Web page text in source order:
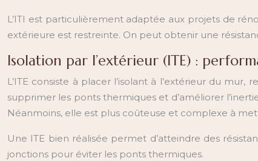
L’ITI est particulièrement adaptée aux projets de
extérieure est restreinte. On peut obtenir une
Isolation par l’extérieur (ITE) :
L’ITE consiste à placer l’isolant à l’extérieur du
supprimer les ponts thermiques et d’améliorer
Néanmoins, elle est plus coûteuse et complexe à
Une ITE bien réalisée permet d’atteindre des
jonctions pour éviter les ponts thermiques.